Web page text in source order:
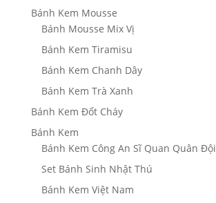
Bánh Kem Mousse
Bánh Mousse Mix Vị
Bánh Kem Tiramisu
Bánh Kem Chanh Dây
Bánh Kem Trà Xanh
Bánh Kem Đốt Cháy
Bánh Kem
Bánh Kem Công An Sĩ Quan Quân Đội
Set Bánh Sinh Nhật Thú
Bánh Kem Việt Nam